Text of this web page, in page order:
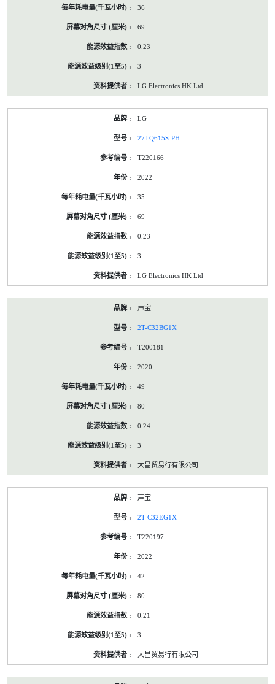
36
69
0.23
3
LG Electronics HK Ltd
LG
27TQ615S-PH
T220166
2022
35
69
0.23
3
LG Electronics HK Ltd
声宝
2T-C32BG1X
T200181
2020
49
80
0.24
3
大昌贸易行有限公司
声宝
2T-C32EG1X
T220197
2022
42
80
0.21
3
大昌贸易行有限公司